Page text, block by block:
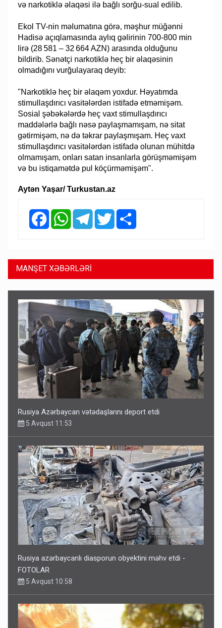
və narkotiklə əlaqəsi ilə bağlı sorğu-sual edilib.
Ekol TV-nin məlumatına görə, məşhur müğənni
Hadisə açıqlamasında aylıq gəlirinin 700-800 min
lirə (28 581 – 32 664 AZN) arasında olduğunu
bildirib. Sənətçi narkotiklə heç bir əlaqəsinin
olmadığını vurğulayaraq deyib:
"Narkotiklə heç bir əlaqəm yoxdur. Həyatımda
stimullaşdırıcı vasitələrdən istifadə etməmişəm.
Sosial şəbəkələrdə heç vaxt stimullaşdırıcı
maddələrlə bağlı nəsə paylaşmamışam, nə sitat
gətirmişəm, nə də təkrar paylaşmışam. Heç vaxt
stimullaşdırıcı vasitələrdən istifadə olunan mühitdə
olmamışam, onları satan insanlarla görüşməmişəm
və bu istiqamətdə pul köçürməmişəm".
Aytən Yaşar/ Turkustan.az
FacebookWhatsAppTelegramTwitter
MANŞET XƏBƏRLƏRİ
Rusiya Azərbaycan vətədaşlarını deport etdi
5 Avqust 11:53
Rusiya azərbaycanlı diasporun obyektini məhv etdi -
FOTOLAR
5 Avqust 10:58